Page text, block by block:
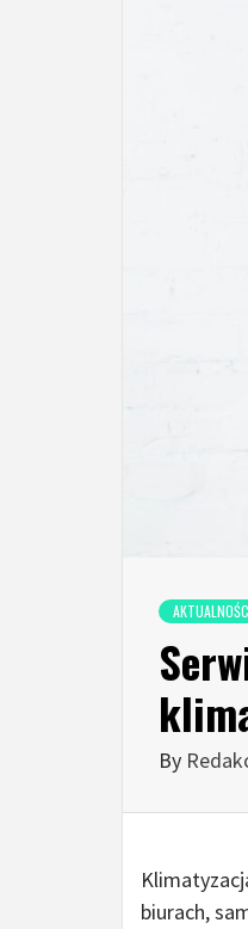
By
biurach,